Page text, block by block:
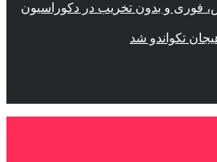
فوری و بدون تخریب در دکوراسیون
تکواندو شد